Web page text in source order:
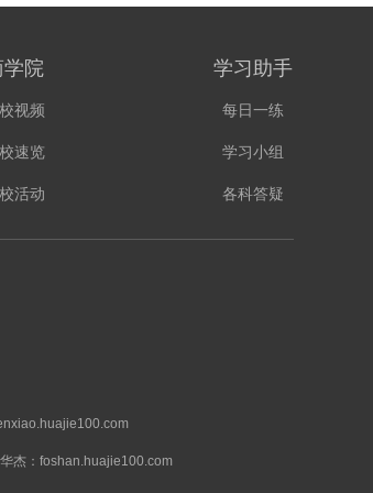
学院
视频
速览
活动
学习助手
每日一练
学习小组
各科答疑
杰：foshan.huajie100.com